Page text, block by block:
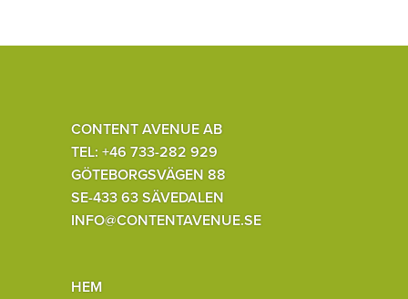
CONTENT AVENUE AB
TEL: +46 733-282 929
GÖTEBORGSVÄGEN 88
SE-433 63 SÄVEDALEN
INFO@CONTENTAVENUE.SE
HEM